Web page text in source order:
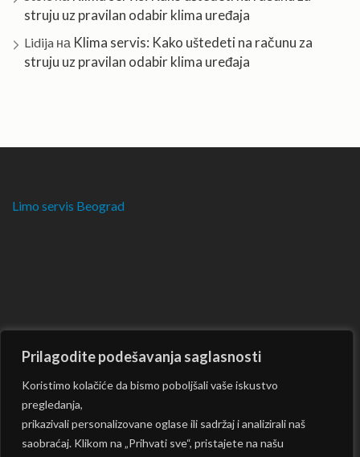
Prilagodite podešavanja saglasnosti
Koristimo kolačiće da bismo poboljšali vaše iskustvo
pregledanja,
prikazivali personalizovane oglase ili sadržaj i analizirali naš
saobraćaj. Klikom na „Prihvati sve“, pristajete na našu
struju uz pravilan odabir klima uređaja
Lidija на Klima servis: Kako uštedeti na računu za
struju uz pravilan odabir klima uređaja
Limo servis Beograd